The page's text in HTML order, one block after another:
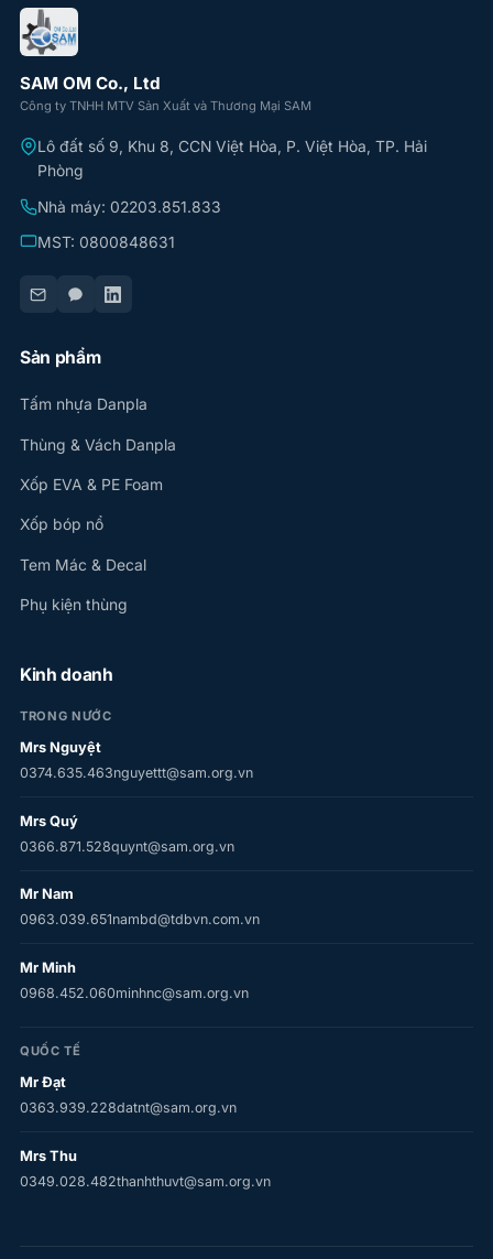
SAM OM Co., Ltd
Công ty TNHH MTV Sản Xuất và Thương Mại SAM
Lô đất số 9, Khu 8, CCN Việt Hòa, P. Việt Hòa, TP. Hải
Phòng
Nhà máy: 02203.851.833
MST: 0800848631
Sản phẩm
Tấm nhựa Danpla
Thùng & Vách Danpla
Xốp EVA & PE Foam
Xốp bóp nổ
Tem Mác & Decal
Phụ kiện thùng
Kinh doanh
TRONG NƯỚC
Mrs Nguyệt
0374.635.463nguyettt@sam.org.vn
Mrs Quý
0366.871.528quynt@sam.org.vn
Mr Nam
0963.039.651nambd@tdbvn.com.vn
Mr Minh
0968.452.060minhnc@sam.org.vn
QUỐC TẾ
Mr Đạt
0363.939.228datnt@sam.org.vn
Mrs Thu
0349.028.482thanhthuvt@sam.org.vn